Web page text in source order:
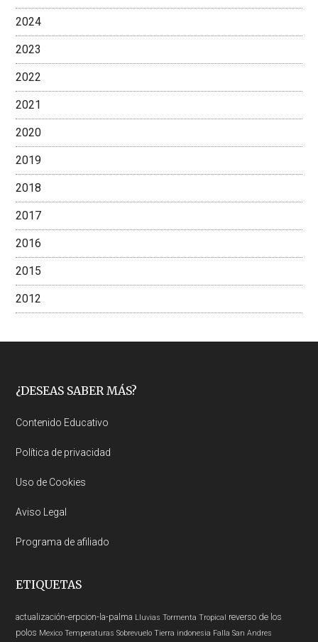
2024
2023
2022
2021
2020
2019
2018
2017
2016
2015
2012
Footer
¿DESEAS SABER MÁS?
Contenido Educativo
Política de privacidad
Uso de Cookies
Aviso Legal
Programa de afiliado
ETIQUETAS
actualización-erpcion-la-palma Lluvias Tormenta Tropical reverso de los
polos Mexico Temperaturas Sobrevuelo Tierra indonesia Falla San Andres